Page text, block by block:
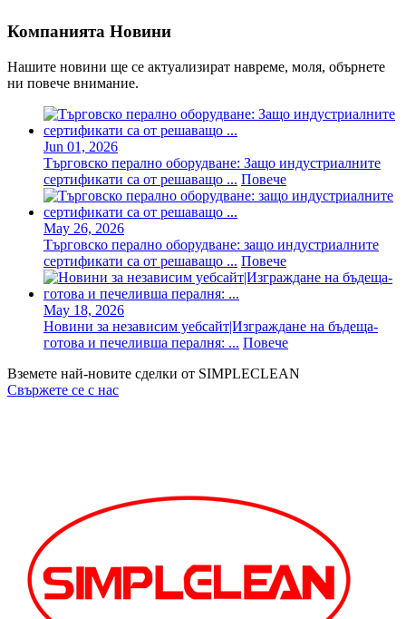
Компанията Новини
Нашите новини ще се актуализират навреме, моля, обърнете
ни повече внимание.
Jun 01, 2026
Търговско перално оборудване: Защо индустриалните
сертификати са от решаващо ... Повече
May 26, 2026
Търговско перално оборудване: защо индустриалните
сертификати са от решаващо ... Повече
May 18, 2026
Новини за независим уебсайт|Изграждане на бъдеща-
готова и печеливша пералня: ... Повече
Вземете най-новите сделки от SIMPLECLEAN
Свържете се с нас